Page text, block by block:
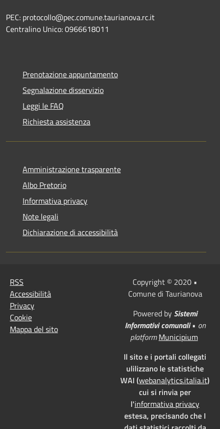
PEC: protocollo@pec.comune.taurianova.rc.it
Centralino Unico: 0966618011
Prenotazione appuntamento
Segnalazione disservizio
Leggi le FAQ
Richiesta assistenza
Amministrazione trasparente
Albo Pretorio
Informativa privacy
Note legali
Dichiarazione di accessibilità
RSS
Accessibilità
Privacy
Cookie
Mappa del sito
Copyright © 2020 •
Comune di Taurianova
Powered by Sistemi
Informativi comunali• on
platform Municipium
Il sito e i portali collegati
ulilizzano le statistiche
WAI (webanalytics.italia.it)
cui si rinvia per
l'informativa privacy
estesa, precisando che I